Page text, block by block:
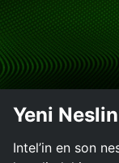
Yeni
Intel’in en son